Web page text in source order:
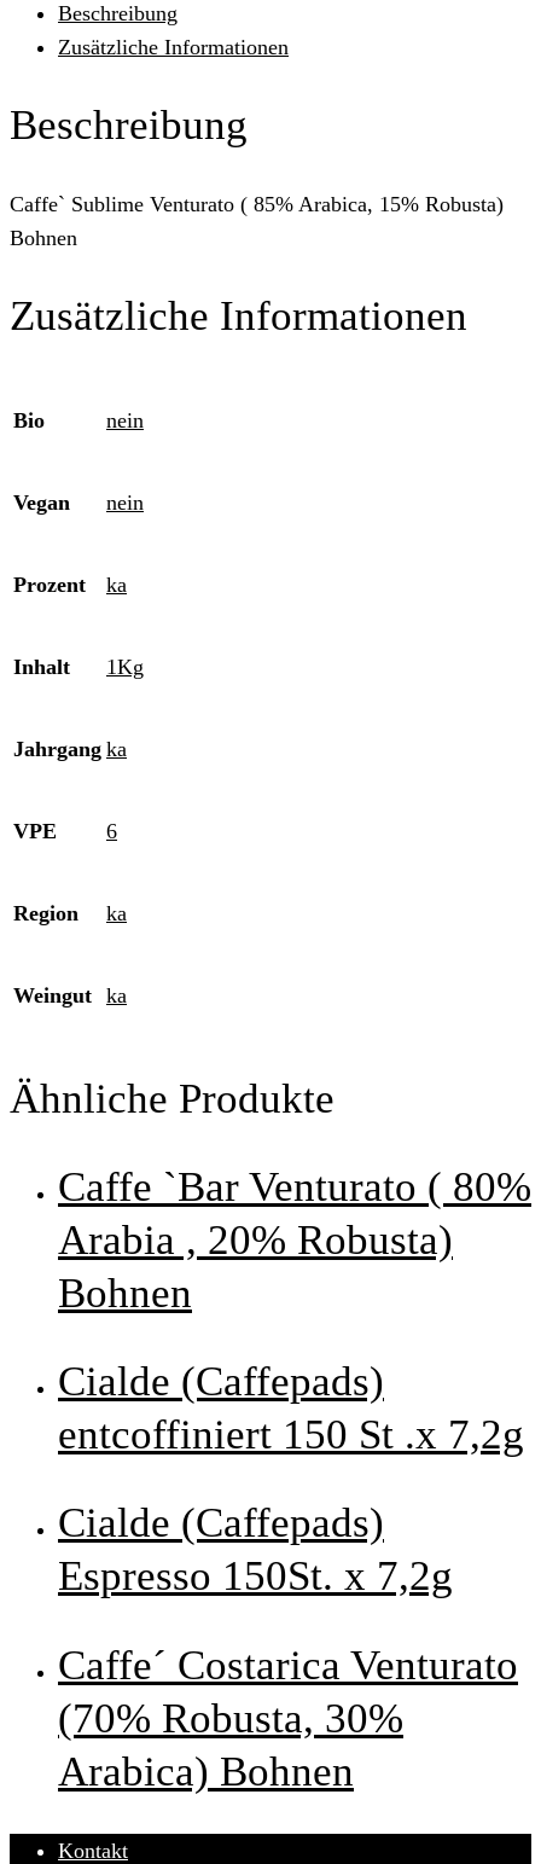
Beschreibung
Zusätzliche Informationen
Beschreibung
Caffe` Sublime Venturato ( 85% Arabica, 15% Robusta)
Bohnen
Zusätzliche Informationen
Bio nein
Vegan nein
Prozent ka
Inhalt 1Kg
Jahrgang ka
VPE 6
Region ka
Weingut ka
Ähnliche Produkte
Caffe `Bar Venturato ( 80%
Arabia , 20% Robusta)
Bohnen
Cialde (Caffepads)
entcoffiniert 150 St .x 7,2g
Cialde (Caffepads)
Espresso 150St. x 7,2g
Caffe´ Costarica Venturato
(70% Robusta, 30%
Arabica) Bohnen
Kontakt